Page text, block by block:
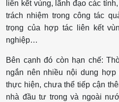
liên kết vùng, lãnh đạo các
trách nhiệm trong công tác
trọng của hợp tác liên kết
nghiệp…
Bên cạnh đó còn hạn chế:
ngắn nên nhiều nội dung
thực hiện, chưa thể tiếp cận
nhà đầu tư trong và ngoài